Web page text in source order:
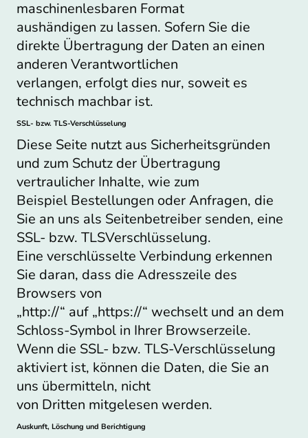
maschinenlesbaren Format
aushändigen zu lassen. Sofern Sie die
direkte Übertragung der Daten an einen
anderen Verantwortlichen
verlangen, erfolgt dies nur, soweit es
technisch machbar ist.
SSL- bzw. TLS-Verschlüsselung
Diese Seite nutzt aus Sicherheitsgründen
und zum Schutz der Übertragung
vertraulicher Inhalte, wie zum
Beispiel Bestellungen oder Anfragen, die
Sie an uns als Seitenbetreiber senden, eine
SSL- bzw. TLSVerschlüsselung.
Eine verschlüsselte Verbindung erkennen
Sie daran, dass die Adresszeile des
Browsers von
„http://“ auf „https://“ wechselt und an dem
Schloss-Symbol in Ihrer Browserzeile.
Wenn die SSL- bzw. TLS-Verschlüsselung
aktiviert ist, können die Daten, die Sie an
uns übermitteln, nicht
von Dritten mitgelesen werden.
Auskunft, Löschung und Berichtigung